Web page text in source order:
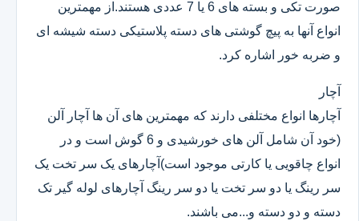
صورت تکی و بسته های 6 یا 7 عددی هستند.از مهمترین
انواع آنها به پیچ گوشتی های دسته پلاستیکی دسته شیشه ای
و ضربه خور اشاره کرد.
آچار
آچارها انواع مختلفی دارند که مهمترین های آن ها آچار آلن
(خود آن شامل آلن های خورشیدی و 6 گوش است و در
انواع چاقویی یا کارتی موجود است)آچارهای یک سر تخت یک
سر رینگ یا دو سر تخت یا دو سر رینگ آچارهای لوله گیر تک
دسته و دو دسته و...می باشند.